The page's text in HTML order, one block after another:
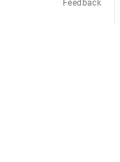
Feedback